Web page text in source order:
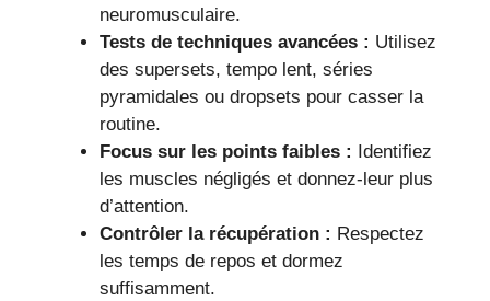
neuromusculaire.
Tests de techniques avancées : Utilisez
des supersets, tempo lent, séries
pyramidales ou dropsets pour casser la
routine.
Focus sur les points faibles :
Identifiez
les muscles négligés et donnez-leur plus
d’attention.
Contrôler la récupération : Respectez
les temps de repos et dormez
suffisamment.